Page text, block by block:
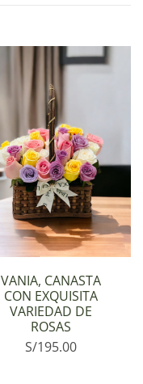
VANIA, CANASTA
CON EXQUISITA
VARIEDAD DE
ROSAS
S/195.00